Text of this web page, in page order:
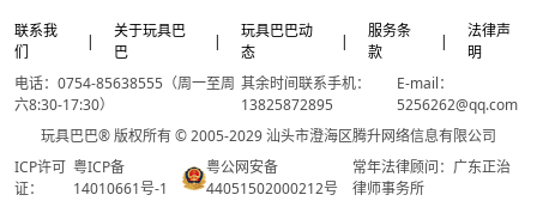
联系我
们
|
关于玩具巴
巴
|
玩具巴巴动
态
|
服务条
款
|
法律声
明
电话：0754-85638555（周一至周
六8:30-17:30）
其余时间联系手机：
13825872895
E-mail：
5256262@qq.com
玩具巴巴® 版权所有 © 2005-2029 汕头市澄海区腾升网络信息有限公司
ICP许可
证：
粤ICP备
14010661号-1
粤公网安备
44051502000212号
常年法律顾问：广东正治
律师事务所